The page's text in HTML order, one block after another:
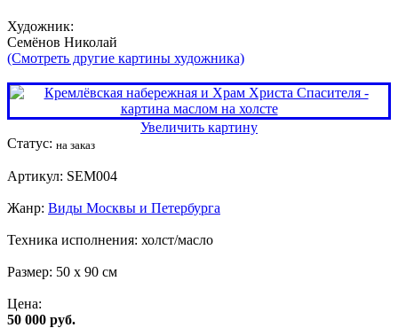
Художник:
Семёнов Николай
(Смотреть другие картины художника)
Увеличить картину
Статус: на заказ
Артикул: SEM004
Жанр: Виды Москвы и Петербурга
Техника исполнения: холст/масло
Размер: 50 x 90 см
Цена:
50 000 руб.